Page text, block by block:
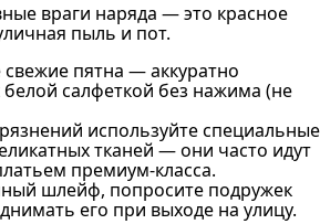
враги наряда — это красное
пыль и пот.
свежие пятна — аккуратно
салфеткой без нажима (не
используйте специальные
тканей — они часто идут
премиум-класса.
шлейф, попросите подружек
его при выходе на улицу.